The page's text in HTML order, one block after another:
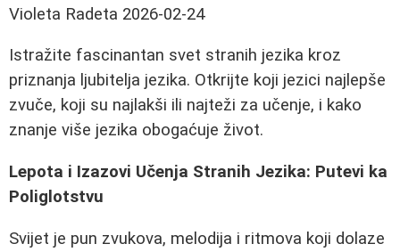
Violeta Radeta 2026-02-24
Istražite fascinantan svet stranih jezika kroz
priznanja ljubitelja jezika. Otkrijte koji jezici najlepše
zvuče, koji su najlakši ili najteži za učenje, i kako
znanje više jezika obogaćuje život.
Lepota i Izazovi Učenja Stranih Jezika: Putevi ka
Poliglotstvu
Svijet je pun zvukova, melodija i ritmova koji dolaze